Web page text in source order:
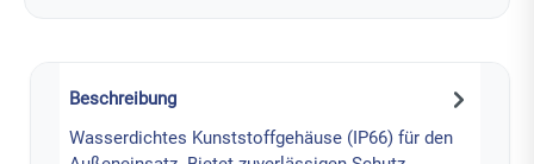
Beschreibung
Wasserdichtes Kunststoffgehäuse (IP66) für den